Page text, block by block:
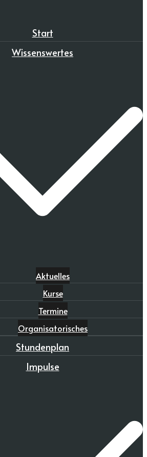
Start
Wissenswertes
Aktuelles
Kurse
Termine
Organisatorisches
Stundenplan
Impulse